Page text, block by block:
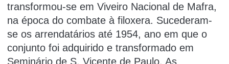
transformou-se em Viveiro Nacional de Mafra,
na época do combate à filoxera. Sucederam-
se os arrendatários até 1954, ano em que o
conjunto foi adquirido e transformado em
Seminário de S. Vicente de Paulo. As